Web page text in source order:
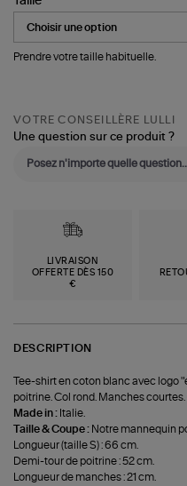
Blanc
Doré
Prendre votre taille habituelle.
VOTRE CONSEILLÈRE LULLI
Une question sur ce produit ?
LIVRAISON
OFFERTE DÈS 150
€
DESCRIPTION
Tee-shirt en coton blanc avec logo
poitrine. Col rond. Manches
Made in : Italie.
Taille & Coupe : Notre mannequin
Longueur (taille S) : 66 cm.
Demi-tour de poitrine : 52 cm.
Longueur de manches : 21 cm.